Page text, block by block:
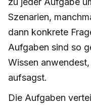
Szenarien,
dann konkrete
Aufgaben sind so
Wissen
aufsagst.
Die Aufgaben